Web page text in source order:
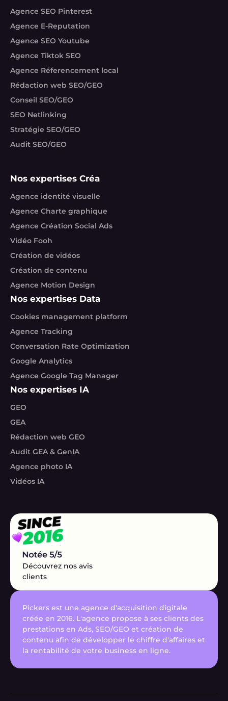
Agence SEO Pinterest
Agence E-Reputation
Agence SEO Youtube
Agence Tiktok SEO
Agence Réferencement local
Rédaction web SEO/GEO
Conseil SEO/GEO
SEO Netlinking
Stratégie SEO/GEO
Audit SEO/GEO
Nos expertises Créa
Agence identité visuelle
Agence Charte graphique
Agence Création Social Ads
Vidéo Fooh
Création de vidéos
Création de contenu
Agence Motion Design
Nos expertises Data
Cookies management platform
Agence Tracking
Conversation Rate Optimization
Google Analytics
Agence Google Tag Manager
Nos expertises IA
GEO
GEA
Rédaction web GEO
Audit GEA & GenIA
Agence photo IA
Vidéos IA
Découvrez nos avis
clients
Pickers est une agence d'acquisition digitale
créée en 2016. L'agence propose à ses clients des
prestations en Ads, SEO/GEO et création de
contenu afin de développer le chiffre d'affaires et
la rentabilité de votre business en ligne.